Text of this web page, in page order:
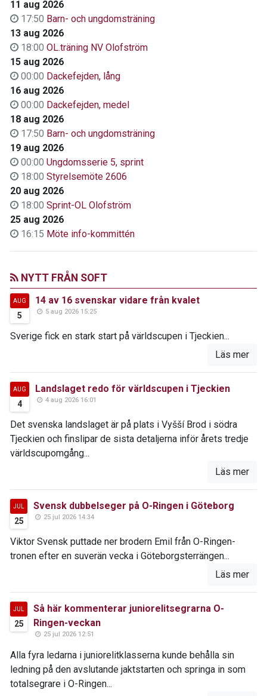
11 aug 2026
17:50 Barn- och ungdomsträning
13 aug 2026
18:00 OL.träning NV Olofström
15 aug 2026
00:00 Dackefejden, lång
16 aug 2026
00:00 Dackefejden, medel
18 aug 2026
17:50 Barn- och ungdomsträning
19 aug 2026
00:00 Ungdomsserie 5, sprint
18:00 Styrelsemöte 2606
20 aug 2026
18:00 Sprint-OL Olofström
25 aug 2026
16:15 Möte info-kommittén
NYTT FRÅN SOFT
AUG
5
14 av 16 svenskar vidare från kvalet
5 aug 2026 15:25
Sverige fick en stark start på världscupen i Tjeckien...
Läs mer
AUG
4
Landslaget redo för världscupen i Tjeckien
4 aug 2026 16:01
Det svenska landslaget är på plats i Vyšší Brod i södra
Tjeckien och finslipar de sista detaljerna inför årets tredje
världscupomgång...
Läs mer
JUL
25
Svensk dubbelseger på O-Ringen i Göteborg
25 jul 2026 14:34
Viktor Svensk puttade ner brodern Emil från O-Ringen-
tronen efter en suverän vecka i Göteborgsterrängen...
Läs mer
JUL
25
Så här kommenterar juniorelitsegrarna O-
Ringen-veckan
25 jul 2026 12:51
Alla fyra ledarna i juniorelitklasserna kunde behålla sin
ledning på den avslutande jaktstarten och springa in som
totalsegrare i O-Ringen...